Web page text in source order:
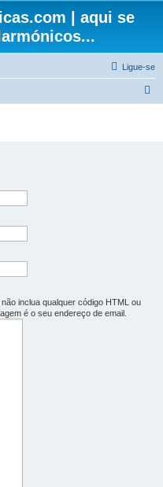
| aqui se
Ligue-se
inclua qualquer código HTML ou
é o seu endereço de email.